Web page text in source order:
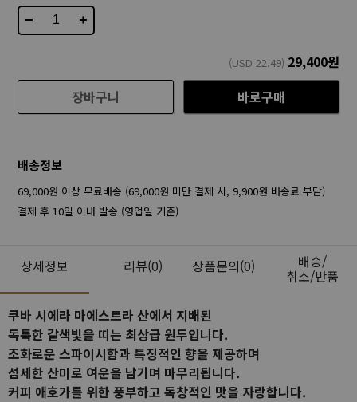
− +
(USD22.49) 29,400원
장바구니
바로구매
배송정보
69,000원 이상 무료배송 (69,000원 미만 결제 시, 9,900원 배송료 부담)
결제 후 10일 이내 발송 (영업일 기준)
상세정보 리뷰(0) 상품문의(0) 배송/
취소/반품
쿠바 시에라 마에스트라 산에서 지배된
독특한 갈색빛을 띠는 최상급 원두입니다.
조화로운 스파이시함과 특징적인 향을 제공하며
섬세한 산미로 여운을 남기며 마무리됩니다.
커피 애호가를 위한 풍부하고 독창적인 맛을 자랑합니다.